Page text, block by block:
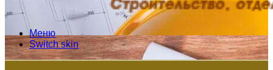
Меню
Switch skin